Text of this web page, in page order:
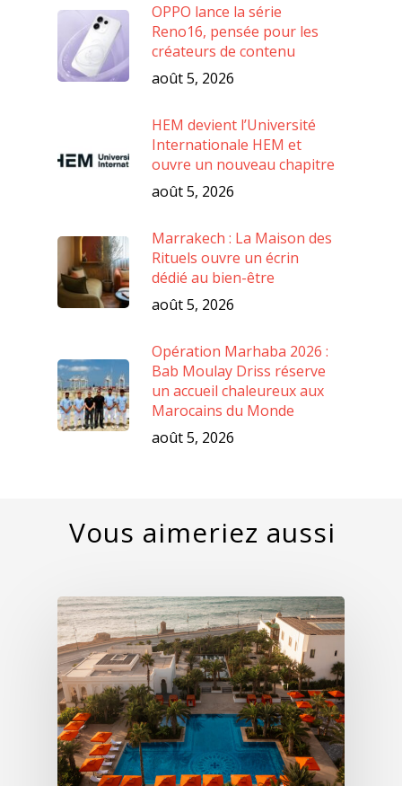
OPPO lance la série
Reno16, pensée pour les
créateurs de contenu
août 5, 2026
HEM devient l’Université
Internationale HEM et
ouvre un nouveau chapitre
août 5, 2026
Marrakech : La Maison des
Rituels ouvre un écrin
dédié au bien-être
août 5, 2026
Opération Marhaba 2026 :
Bab Moulay Driss réserve
un accueil chaleureux aux
Marocains du Monde
août 5, 2026